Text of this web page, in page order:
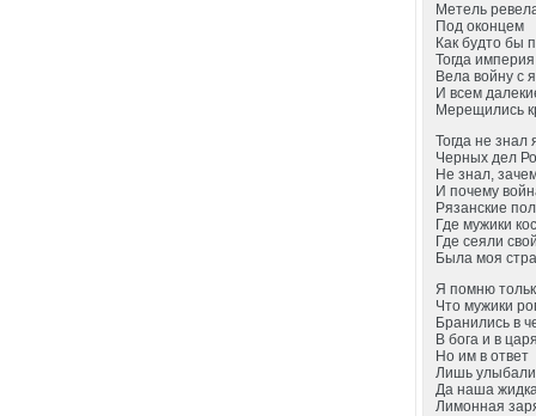
Метель
Под оконцем
Как будто бы
Тогда империя
Вела войну с
И всем
Мерещились
Тогда не знал
Черных дел
Не знал,
И почему
Рязанские
Где мужики
Где сеяли
Была моя
Я помню
Что мужики
Бранились в
В бога и в
Но им в ответ
Лишь
Да наша
Лимонная